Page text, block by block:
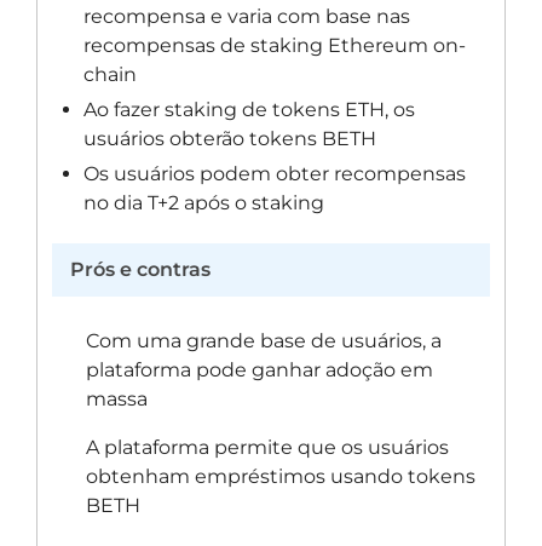
recompensa e varia com base nas
recompensas de staking Ethereum on-
chain
Ao fazer staking de tokens ETH, os
usuários obterão tokens BETH
Os usuários podem obter recompensas
no dia T+2 após o staking
Prós e contras
Com uma grande base de usuários, a
plataforma pode ganhar adoção em
massa
A plataforma permite que os usuários
obtenham empréstimos usando tokens
BETH